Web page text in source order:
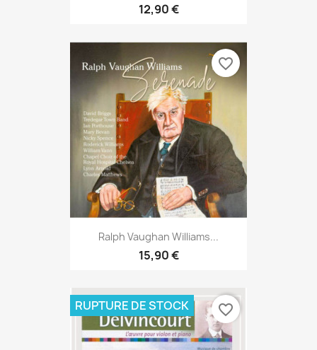
12,90 €
Ralph Vaughan Williams...
15,90 €
favorite_border
RUPTURE DE STOCK favorite_border